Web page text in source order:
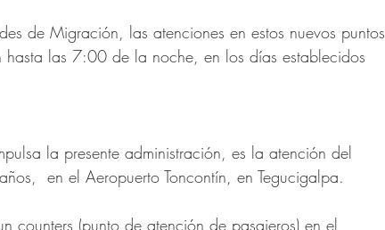
de Migración, las atenciones en estos nuevos puntos
hasta las 7:00 de la noche, en los días establecidos
la presente administración, es la atención del
en el Aeropuerto Toncontín, en Tegucigalpa.
counters (punto de atención de pasajeros) en el